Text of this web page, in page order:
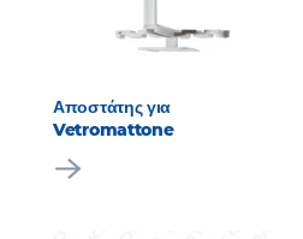
Αποστάτης για
Vetromattone